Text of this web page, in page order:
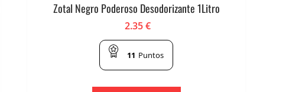
Zotal Negro Poderoso Desodorizante 1Litro
2.35€
11 Puntos